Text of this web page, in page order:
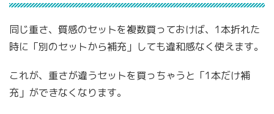
同じ重さ、質感のセットを複数買っておけば、1本折れた
時に「別のセットから補充」しても違和感なく使えます。
これが、重さが違うセットを買っちゃうと「1本だけ補
充」ができなくなります。